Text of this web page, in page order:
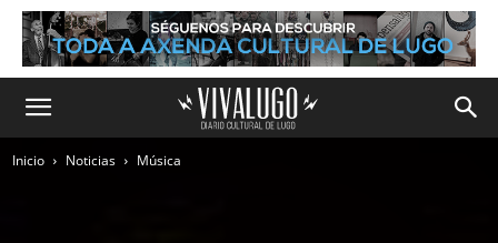
Inicio Noticias Música